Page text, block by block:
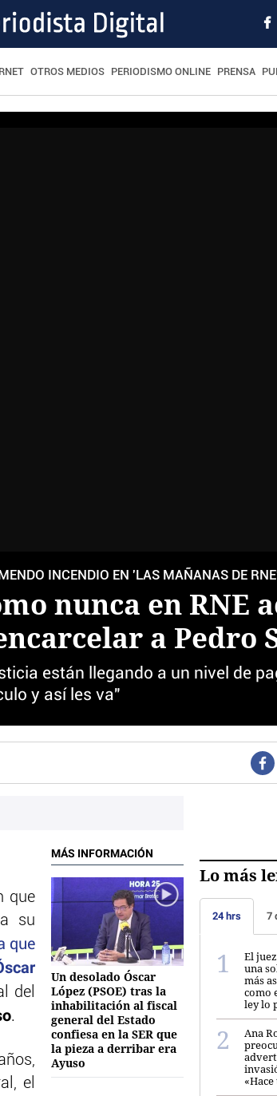
OTROS MEDIOS PERIODISMO ONLINE PRENSA
INCENDIO EN 'LAS MAÑANAS DE
nunca en RNE
a Pedro
están llegando a un nivel de
y así les va"
MÁS INFORMACIÓN
Un desolado Óscar
López (PSOE) tras la
inhabilitación al fiscal
general del Estado
confiesa en la SER que
la pieza a derribar era
Ayuso
que
su
que
del
.
el
Lo más
24 hrs 7
El
una
más
como
ley lo
Ana